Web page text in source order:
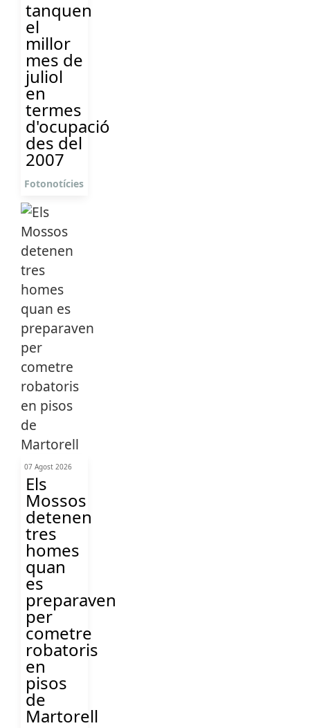
tanquen
el
millor
mes de
juliol
en
termes
d'ocupació
des del
2007
Fotonotícies
07 Agost 2026
Els
Mossos
detenen
tres
homes
quan
es
preparaven
per
cometre
robatoris
en
pisos
de
Martorell